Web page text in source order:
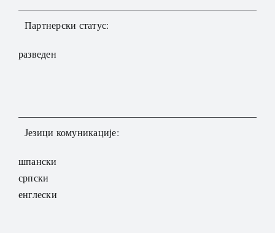
Партнерски статус:
разведен
Језици комуникације:
шпански
српски
енглески